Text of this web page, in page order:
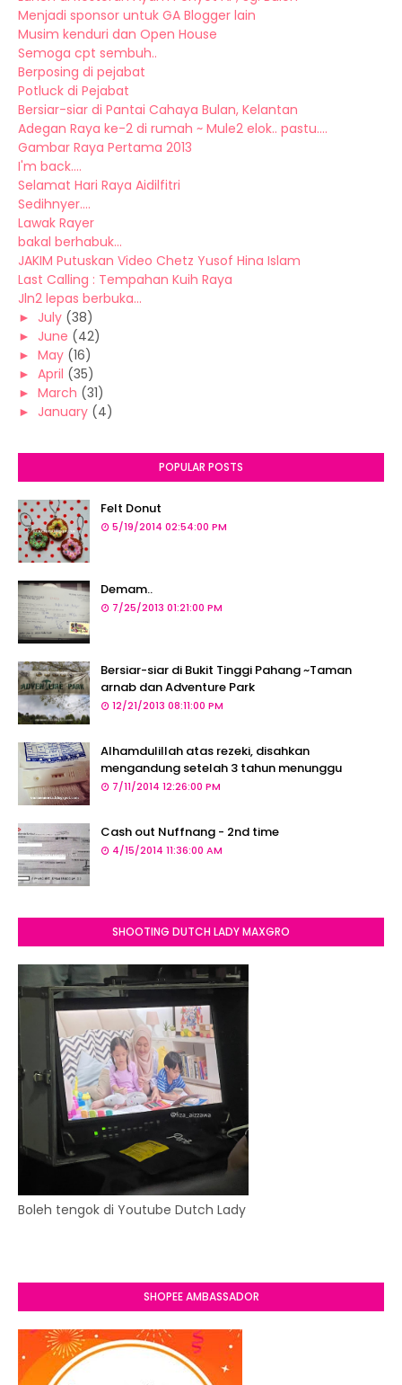
Menjadi sponsor untuk GA Blogger lain
Musim kenduri dan Open House
Semoga cpt sembuh..
Berposing di pejabat
Potluck di Pejabat
Bersiar-siar di Pantai Cahaya Bulan, Kelantan
Adegan Raya ke-2 di rumah ~ Mule2 elok.. pastu....
Gambar Raya Pertama 2013
I'm back....
Selamat Hari Raya Aidilfitri
Sedihnyer....
Lawak Rayer
bakal berhabuk...
JAKIM Putuskan Video Chetz Yusof Hina Islam
Last Calling : Tempahan Kuih Raya
Jln2 lepas berbuka...
► July (38)
► June (42)
► May (16)
► April (35)
► March (31)
► January (4)
POPULAR POSTS
Felt Donut
5/19/2014 02:54:00 PM
Demam..
7/25/2013 01:21:00 PM
Bersiar-siar di Bukit Tinggi Pahang ~Taman
arnab dan Adventure Park
12/21/2013 08:11:00 PM
Alhamdulillah atas rezeki, disahkan
mengandung setelah 3 tahun menunggu
7/11/2014 12:26:00 PM
Cash out Nuffnang - 2nd time
4/15/2014 11:36:00 AM
SHOOTING DUTCH LADY MAXGRO
Boleh tengok di Youtube Dutch Lady
SHOPEE AMBASSADOR